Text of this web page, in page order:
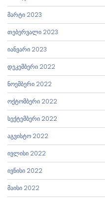
მარტი 2023
თებერვალი 2023
იანვარი 2023
დეკემბერი 2022
ნოემბერი 2022
ოქტომბერი 2022
სექტემბერი 2022
აგვისტო 2022
ივლისი 2022
ივნისი 2022
მაისი 2022